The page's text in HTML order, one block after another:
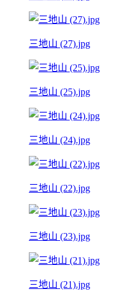
三地山 (27).jpg
三地山 (25).jpg
三地山 (24).jpg
三地山 (22).jpg
三地山 (23).jpg
三地山 (21).jpg